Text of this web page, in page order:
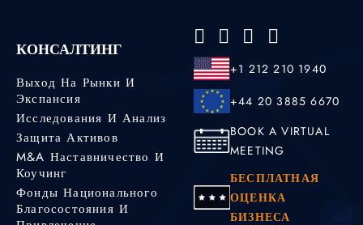
КОНСАЛТИНГ
Выход На Рынки И
Экспансия
Исследования И Анализ
Защита Активов
M&A Наставничество И
Коучинг
Фонды Национального
Благосостояния И
+1 212 210 1940
+44 20 3885 6670
BOOK A VIRTUAL
MEETING
БЕСПЛАТНАЯ
ОЦЕНКА
БИЗНЕСА